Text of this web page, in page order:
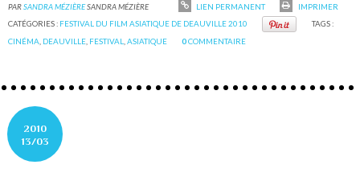
PARSANDRA MÉZIÈRESANDRA MÉZIÈRE LIEN PERMANENT
IMPRIMER
CATÉGORIES : FESTIVAL DU FILM ASIATIQUE DE DEAUVILLE 2010
TAGS :
CINÉMA DEAUVILLE FESTIVAL ,ASIATIQUE 0COMMENTAIRE
2010
13/03